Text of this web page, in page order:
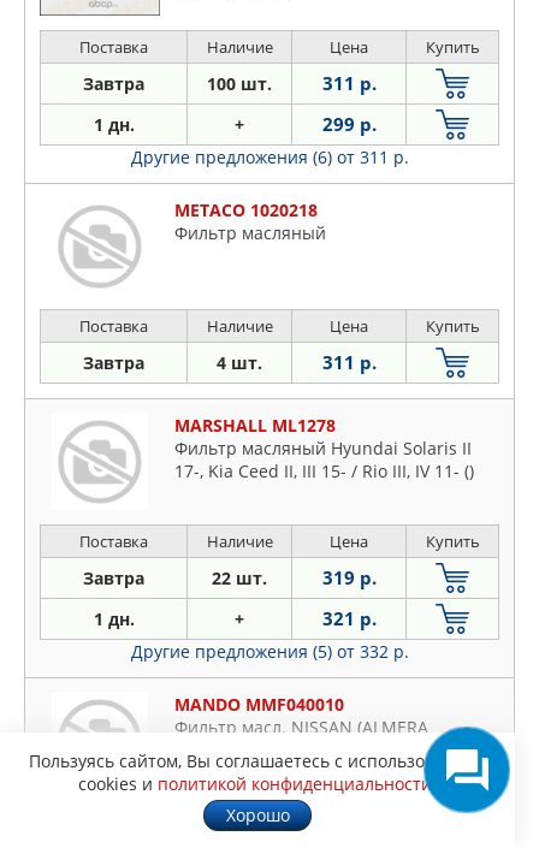
Поставка Наличие Цена Купить
Завтра 100 шт. 311 р.
1 дн. + 299 р.
Другие предложения (6) от 311 р.
METACO 1020218
Фильтр масляный
Поставка Наличие Цена Купить
Завтра 4 шт. 311 р.
MARSHALL ML1278
Фильтр масляный Hyundai Solaris II
17-, Kia Ceed II, III 15- / Rio III, IV 11- ()
Поставка Наличие Цена Купить
Завтра 22 шт. 319 р.
1 дн. + 321 р.
Другие предложения (5) от 332 р.
MANDO MMF040010
Фильтр масл. NISSAN (ALMERA
II(N16)1.5,1.8,JUKE (F15)1.6,PRIMERA
(P12),MA
Наличие Купить
Пользуясь сайтом, Вы соглашаетесь с использованием
cookies и политикой конфиденциальности
Хорошо